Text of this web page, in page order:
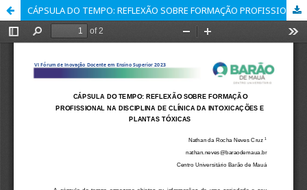
CÁPSULA DO TEMPO: REFLEXÃO SOBRE FORMAÇÃO PROFISSIONAL NA DISCIPLINA DE CLÍNICA DA INTOXICAÇÕES E PLANTAS TÓXICAS